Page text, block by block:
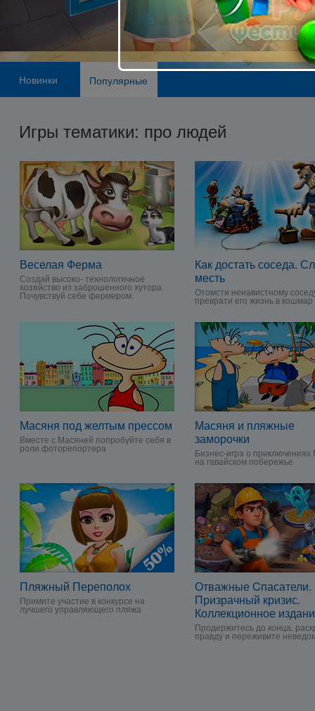
Новинки Популярные
Игры тематики: про людей
Веселая Ферма
Создай высоко- технологичное
хозяйство из заброшенного хутора.
Почувствуй себе фермером.
Как достать соседа.
месть
Отомсти ненавистному
преврати его жизнь в кошмар
Масяня под желтым прессом
Вместе с Масяней попробуйте себя в
роли фоторепортера
Масяня и пляжные
заморочки
Бизнес-игра о
на гавайском побережье
Пляжный Переполох
Примите участие в конкурсе на
лучшего управляющего пляжа
Отважные Cпасатели.
Призрачный кризис.
Коллекционное
Продержитесь до конца,
правду и переживите